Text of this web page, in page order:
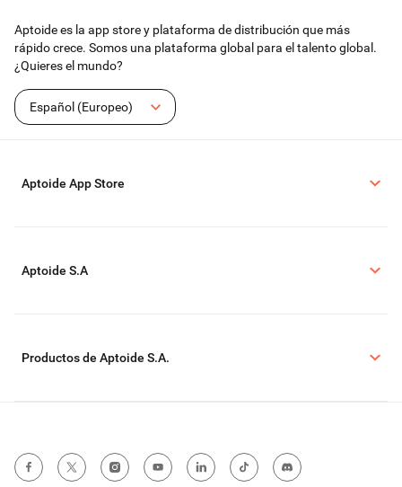
Aptoide es la app store y plataforma de distribución que más
rápido crece. Somos una plataforma global para el talento global.
¿Quieres el mundo?
Español (Europeo)
Aptoide App Store
Aptoide S.A
Productos de Aptoide S.A.